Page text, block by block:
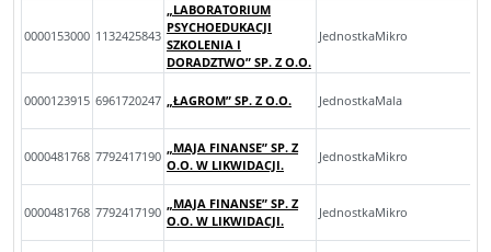
0000153000 1132425843
„LABORATORIUM
PSYCHOEDUKACJI
SZKOLENIA I
DORADZTWO” SP. Z O.O.
JednostkaMikro
0000123915 6961720247 „ŁAGROM” SP. Z O.O. JednostkaMala
0000481768 7792417190
„MAJA FINANSE” SP. Z
O.O. W LIKWIDACJI.
JednostkaMikro
0000481768 7792417190
„MAJA FINANSE” SP. Z
O.O. W LIKWIDACJI.
JednostkaMikro